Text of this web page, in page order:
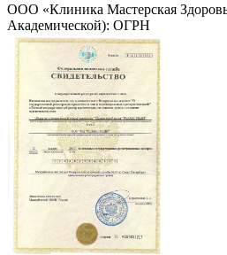
ООО «Клиника Мастерская
Академической): ОГРН